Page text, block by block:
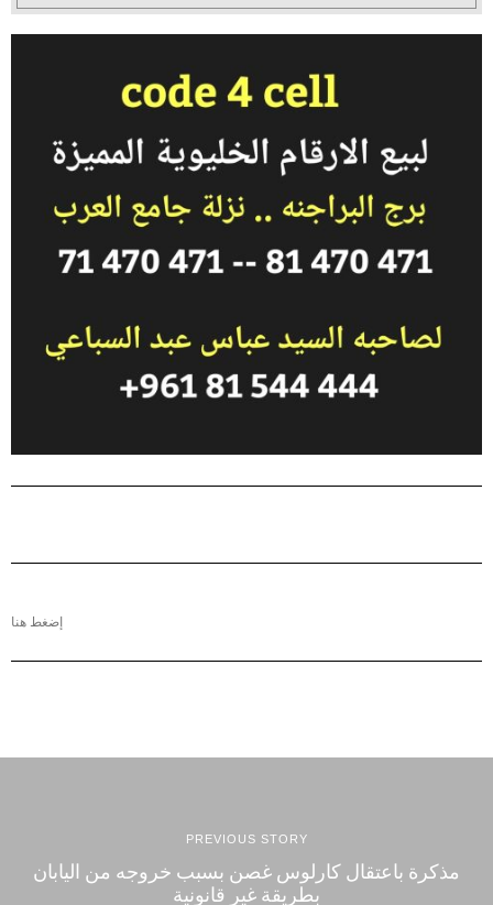
إضغط هنا
PREVIOUS STORY
مذكرة باعتقال كارلوس غصن بسبب خروجه من اليابان
بطريقة غير قانونية